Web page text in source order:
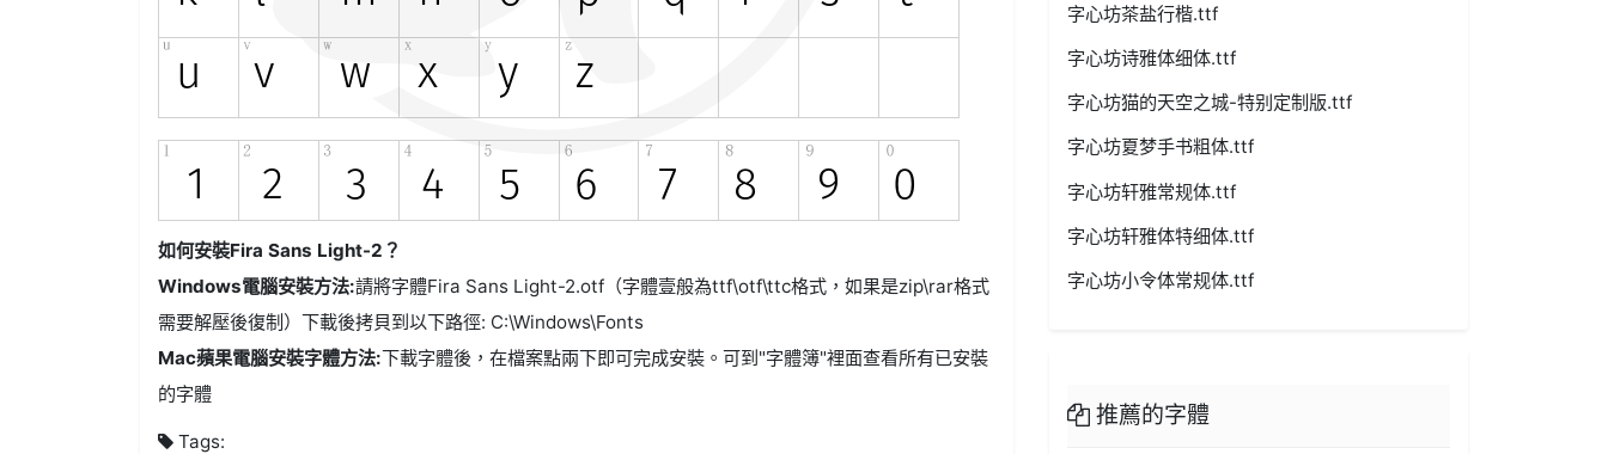
如何安裝Fira Sans Light-2？
Windows電腦安裝方法:請將字體Fira Sans Light-2.otf（字體壹般為ttf\otf\ttc格式，如果是zip\rar格式
需要解壓後復制）下載後拷貝到以下路徑: C:\Windows\Fonts
Mac蘋果電腦安裝字體方法:下載字體後，在檔案點兩下即可完成安裝。可到"字體簿"裡面查看所有已安裝
的字體
Tags:
字心坊茶盐行楷.ttf
字心坊诗雅体细体.ttf
字心坊猫的天空之城-特别定制版.ttf
字心坊夏梦手书粗体.ttf
字心坊轩雅常规体.ttf
字心坊轩雅体特细体.ttf
字心坊小令体常规体.ttf
推薦的字體